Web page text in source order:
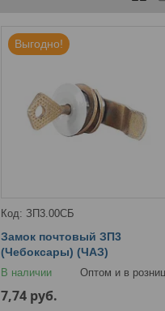
Выгодно!
ЗП3.00СБ
Замок почтовый ЗП3
(Чебоксары) (ЧАЗ)
В наличии Оптом и в
7,74 руб.